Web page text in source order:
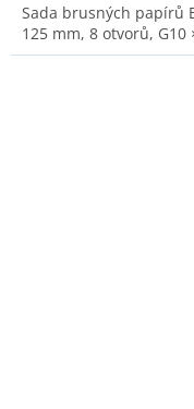
Sada brusných papírů
125 mm, 8 otvorů, G10